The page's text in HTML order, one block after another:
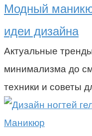
Модный
идеи дизайна
Актуальные
минимализма до
техники и советы
Маникюр